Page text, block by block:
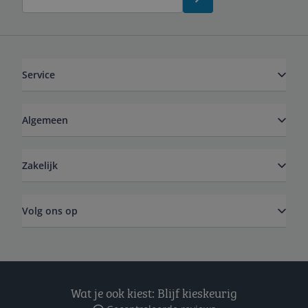
Service
Algemeen
Zakelijk
Volg ons op
Wat je ook kiest: Blijf kieskeurig